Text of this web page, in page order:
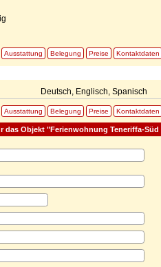
Ausstattung Belegung Preise Kontaktdaten
Deutsch, Englisch, Spanisch
Ausstattung Belegung Preise Kontaktdaten
Objekt "Ferienwohnung Teneriffa-Süd